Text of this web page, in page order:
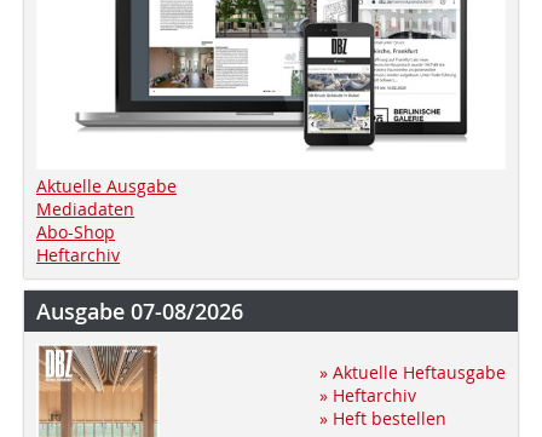
Aktuelle Ausgabe
Mediadaten
Abo-Shop
Heftarchiv
Ausgabe 07-08/2026
» Aktuelle Heftausgabe
» Heftarchiv
» Heft bestellen